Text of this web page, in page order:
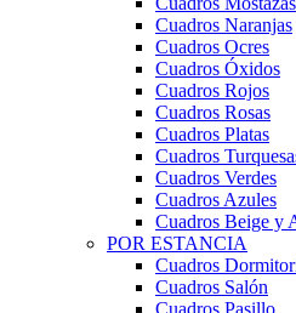
Cuadros Naranjas
Cuadros Ocres
Cuadros Óxidos
Cuadros Rojos
Cuadros Rosas
Cuadros Platas
Cuadros
Cuadros Verdes
Cuadros Azules
Cuadros Beige y
POR ESTANCIA
Cuadros
Cuadros Salón
Cuadros Pasillo